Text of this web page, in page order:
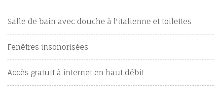
Salle de bain avec douche à l'italienne et toilettes
Fenêtres insonorisées
Accès gratuit à internet en haut débit